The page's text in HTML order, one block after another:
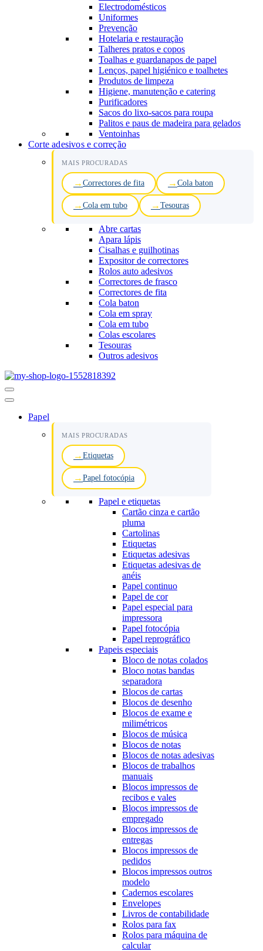
Electrodomésticos
Uniformes
Prevenção
Hotelaria e restauração
Talheres pratos e copos
Toalhas e guardanapos de papel
Lenços, papel higiénico e toalhetes
Produtos de limpeza
Higiene, manutenção e catering
Purificadores
Sacos do lixo-sacos para roupa
Palitos e paus de madeira para gelados
Ventoinhas
Corte adesivos e correção
MAIS PROCURADAS
Correctores de fita Cola baton
Cola em tubo Tesouras
Abre cartas
Apara lápis
Cisalhas e guilhotinas
Expositor de correctores
Rolos auto adesivos
Correctores de frasco
Correctores de fita
Cola baton
Cola em spray
Cola em tubo
Colas escolares
Tesouras
Outros adesivos
Menu
de
Papel
MAIS PROCURADAS
Etiquetas
Papel fotocópia
Papel e etiquetas
Cartão cinza e cartão
pluma
Cartolinas
Etiquetas
Etiquetas adesivas
Etiquetas adesivas de
anéis
Papel continuo
Papel de cor
Papel especial para
impressora
Papel fotocópia
Papel reprográfico
Papeis especiais
Bloco de notas colados
Bloco notas bandas
separadora
Blocos de cartas
Blocos de desenho
Blocos de exame e
milimétricos
Blocos de música
Blocos de notas
Blocos de notas adesivas
Blocos de trabalhos
manuais
Blocos impressos de
recibos e vales
Blocos impressos de
empregado
Blocos impressos de
entregas
Blocos impressos de
pedidos
Blocos impressos outros
modelo
Cadernos escolares
Envelopes
Livros de contabilidade
Rolos para fax
Rolos para máquina de
calcular